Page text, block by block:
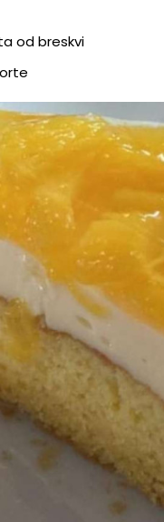
od breskvi